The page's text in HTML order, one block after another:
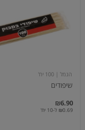
הנמל
שיפודים
₪6.90
₪0.69 ל-10 יח'